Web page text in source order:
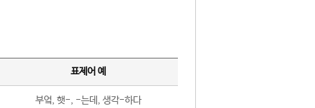
표제어 예
부엌, 햇-, -는데, 생각-하다